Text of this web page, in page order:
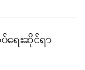
ရေးဆိုင်ရာ